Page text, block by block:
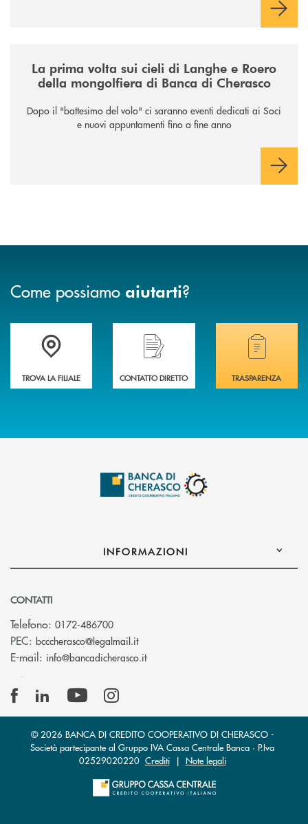
La prima volta sui cieli di Langhe e Roero
della mongolfiera di Banca di Cherasco
Dopo il "battesimo del volo" ci saranno eventi dedicati ai Soci
e nuovi appuntamenti fino a fine anno
Come possiamo aiutarti?
Accedi all' elenco completo delle filiali .
TROVA LA FILIALE
Hai bisogno di assistenza immediata?
CONTATTO DIRETTO
Hai bisogno di
TRASPARENZA
INFORMAZIONI
CONTATTI
Telefono: 0172-486700
PEC: bcccherasco@legalmail.it(si apre l’app di posta elettronica)
E-mail: info@bancadicherasco.it(si apre l’app di posta elettronica)
© 2026 BANCA DI CREDITO COOPERATIVO DI CHERASCO -
Società partecipante al Gruppo IVA Cassa Centrale Banca · P.Iva
02529020220 Crediti| Note legali